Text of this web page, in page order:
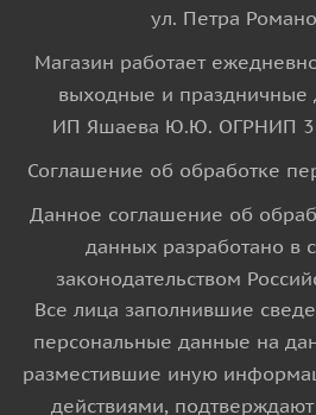
ул. Петра
Магазин работает
выходные и праздничные
ИП Яшаева Ю.Ю. ОГРНИП
Соглашение об обработке
Данное соглашение об
данных разработано в
законодательством
Все лица заполнившие
персональные данные на
разместившие иную
действиями, подтверждают